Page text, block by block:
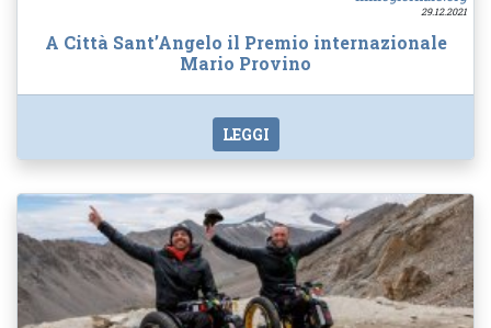
29.12.2021
A Città Sant’Angelo il Premio internazionale
Mario Provino
LEGGI